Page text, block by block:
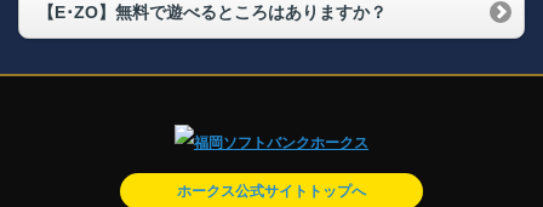
【E･ZO】無料で遊べるところはありますか？
ホークス公式サイトトップへ